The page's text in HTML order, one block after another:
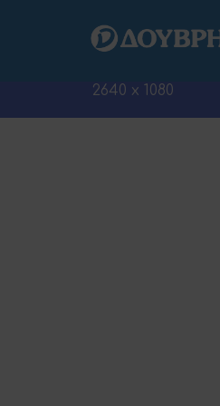
2640 x 1080